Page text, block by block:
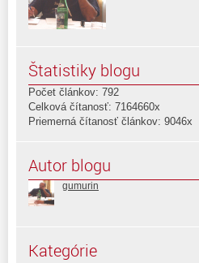
Štatistiky blogu
Počet článkov: 792
Celková čítanosť: 7164660x
Priemerná čítanosť článkov: 9046x
Autor blogu
gumurin
Kategórie